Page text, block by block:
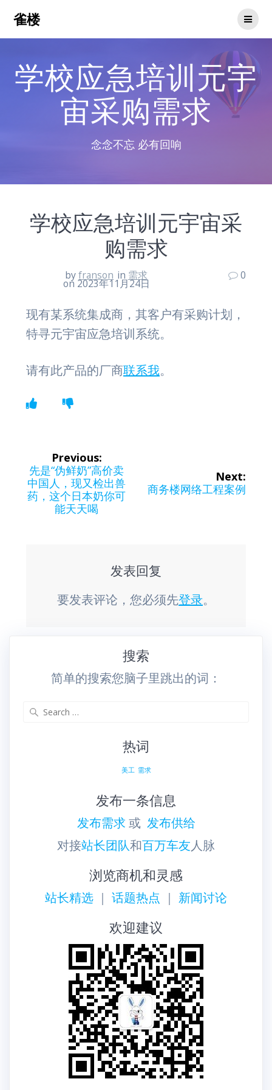
雀楼
学校应急培训元宇
宙采购需求
念念不忘 必有回响
学校应急培训元宇宙采
购需求
byfranson in 需求
on 2023年11月24日
0
现有某系统集成商，其客户有采购计划，
特寻元宇宙应急培训系统。
请有此产品的厂商联系我。
章
导
Previous:
Previous
post:
先是“伪鲜奶”高价卖
中国人，现又检出兽
药，这个日本奶你可
能天天喝
Next:
Next
商务楼网络工程案例
发表回复
要发表评论，您必须先登录。
搜索
简单的搜索您脑子里跳出的词：
热词
美工 需求
发布一条信息
发布需求 或 发布供给
对接站长团队和百万车友人脉
浏览商机和灵感
站长精选 ｜ 话题热点 ｜ 新闻讨论
欢迎建议